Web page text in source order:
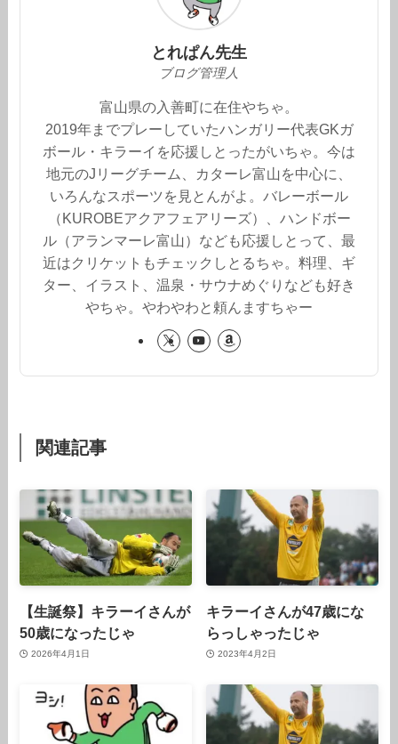
とれぱん先生
ブログ管理人
富山県の入善町に在住やちゃ。
2019年までプレーしていたハンガリー代表GKガ
ボール・キラーイを応援しとったがいちゃ。今は
地元のJリーグチーム、カターレ富山を中心に、
いろんなスポーツを見とんがよ。バレーボール
（KUROBEアクアフェアリーズ）、ハンドボー
ル（アランマーレ富山）なども応援しとって、最
近はクリケットもチェックしとるちゃ。料理、ギ
ター、イラスト、温泉・サウナめぐりなども好き
やちゃ。やわやわと頼んますちゃー
関連記事
【生誕祭】キラーイさんが
50歳になったじゃ
2026年4月1日
キラーイさんが47歳にな
らっしゃったじゃ
2023年4月2日